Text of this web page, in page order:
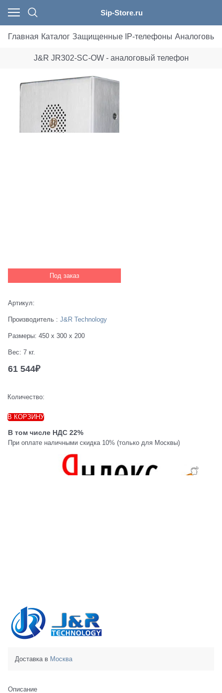
Sip-Store.ru
Главная Каталог Защищенные IP-телефоны
J&R JR302-SC-OW - аналоговый телефон
Под заказ
Артикул:
Производитель : J&R Technology
Размеры: 450 x 300 x 200
Вес: 7 кг.
61 544₽
Количество:
В КОРЗИНУ
В том числе НДС 22%
При оплате наличными скидка 10% (только для Москвы)
Доставка в Москва
Описание